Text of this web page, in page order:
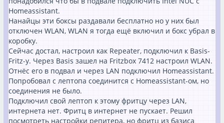
Homeassistant.
Нанайцы эти боксы раздавали бесплатно но у них был
отключен WLAN, WLAN я тогда ещё включил и бокс убрал в
коробку.
Сейчас достал, настроил как Repeater, подключил к Basis-
Fritz-у. Через Basis зашел на Fritzbox 7412 настроил WLAN.
Отнёс его в подвал и через LAN подключил Homeassistant.
Попробовал с лептопа соединится с Homeassistant-ом, но
соединения не было.
Подключил свой лептоп к этому фритцу через LAN,
интернета нет. Фритц в интернет не пускает. Решил
посмотреть настройки репитера, но фритц из базиса